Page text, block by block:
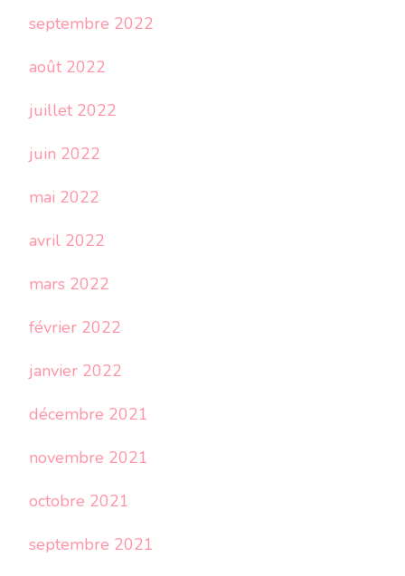
septembre 2022
août 2022
juillet 2022
juin 2022
mai 2022
avril 2022
mars 2022
février 2022
janvier 2022
décembre 2021
novembre 2021
octobre 2021
septembre 2021